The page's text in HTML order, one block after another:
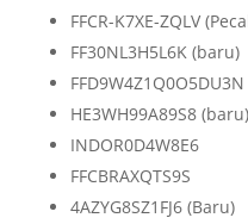
FFCR-K7XE-ZQLV
FF30NL3H5L6K (baru)
HE3WH99A89S8 (baru)
INDOR0D4W8E6
FFCBRAXQTS9S
4AZYG8SZ1FJ6 (Baru)